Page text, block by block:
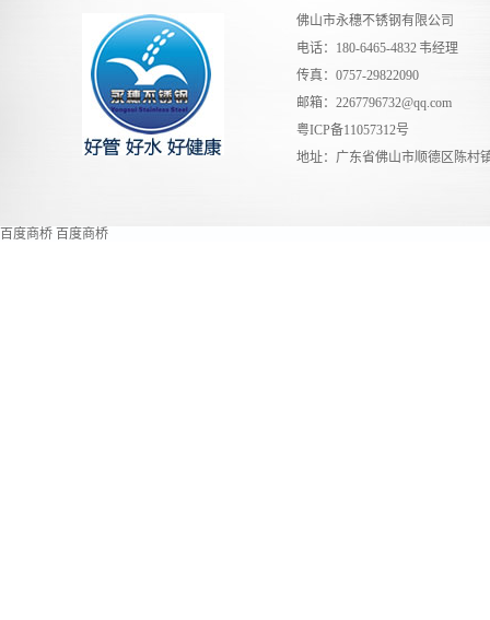
佛山市永穗不锈钢有限公司
电话：180-6465-4832 韦经理
传真：0757-29822090
邮箱：2267796732@qq.com
粤ICP备11057312号
地址：广东省佛山市顺德区陈
百度商桥 百度商桥